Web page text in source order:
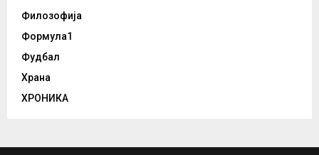
Филозофија
Формула1
Фудбал
Храна
ХРОНИКА